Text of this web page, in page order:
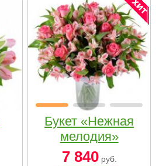
Букет «Нежная
мелодия»
7 840руб.